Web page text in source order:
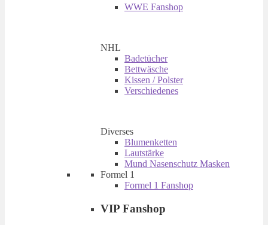
WWE Fanshop
NHL
Badetücher
Bettwäsche
Kissen / Polster
Verschiedenes
Diverses
Blumenketten
Lautstärke
Mund Nasenschutz Masken
Formel 1
Formel 1 Fanshop
VIP Fanshop